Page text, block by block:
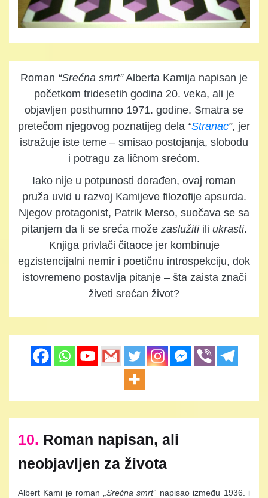
Roman “Srećna smrt”Alberta Kamija napisan je
početkom tridesetih godina 20. veka, ali je
objavljen posthumno 1971. godine. Smatra se
pretečom njegovog poznatijeg dela “Stranac”, jer
istražuje iste teme – smisao postojanja, slobodu
i potragu za ličnom srećom.
Iako nije u potpunosti dorađen, ovaj roman
pruža uvid u razvoj Kamijeve filozofije apsurda.
Njegov protagonist, Patrik Merso, suočava se sa
pitanjem da li se sreća može zaslužitiili ukrasti.
Knjiga privlači čitaoce jer kombinuje
egzistencijalni nemir i poetičnu introspekciju, dok
istovremeno postavlja pitanje – šta zaista znači
živeti srećan život?
10. Roman napisan, ali
neobjavljen za života
Albert Kami je roman „Srećna smrt“ napisao između 1936. i